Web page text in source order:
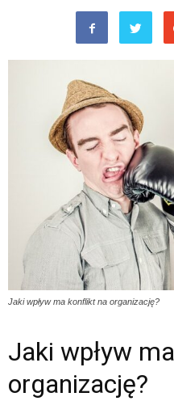
Jaki wpływ ma konflikt na organizację?
Jaki wpływ
organizację?